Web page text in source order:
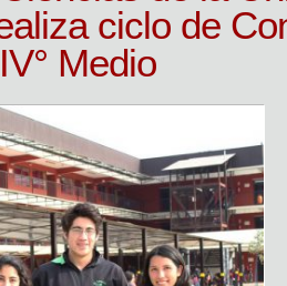
ciclo de
Medio